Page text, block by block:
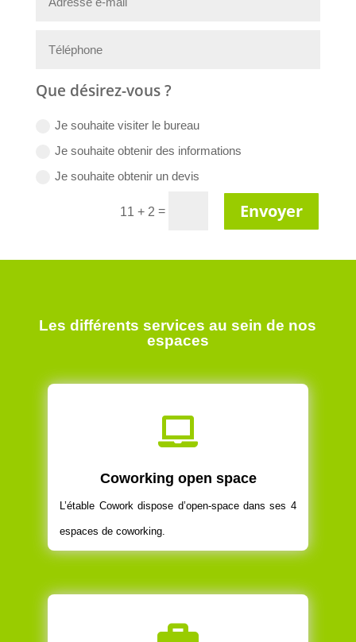
Que désirez-vous ?
Je souhaite visiter le bureau
Je souhaite obtenir des informations
Je souhaite obtenir un devis
11 + 2 = Envoyer
Les différents services au sein de nos
espaces

Coworking open space
L’étable Cowork dispose d’open-space dans ses 4
espaces de coworking.